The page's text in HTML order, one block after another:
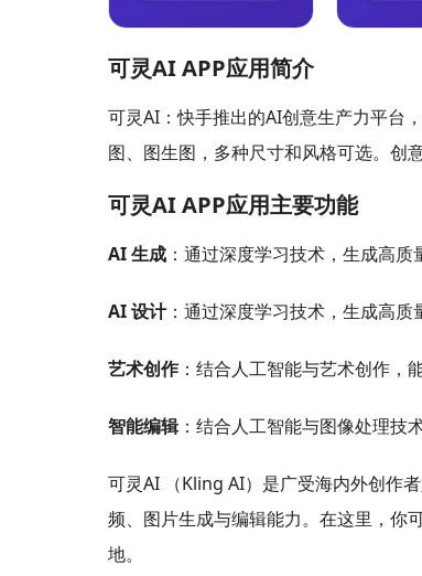
可灵AI APP应用简介
可灵AI：快手推出的AI创意生产力平台
图、图生图，多种尺寸和风格可选。创
可灵AI APP应用主要功能
AI 生成 ：通过深度学习技术，生成高
AI 设计：通过深度学习技术，生成高质
艺术创作：结合人工智能与艺术创作，
智能编辑：结合人工智能与图像处理技
可灵AI （Kling AI）是广受海内外创作
频、图片生成与编辑能力。在这里，你
地。